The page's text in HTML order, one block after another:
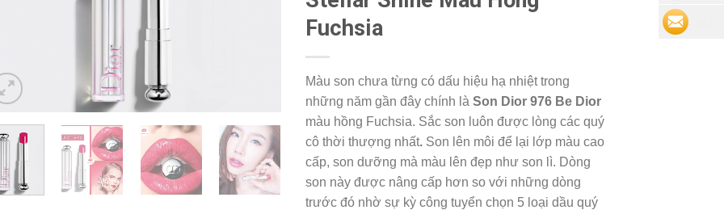
Fuchsia
Màu son chưa từng có dấu hiệu hạ nhiệt trong
những năm gần đây chính làSon Dior 976 Be Dior
màu hồng Fuchsia. Sắc son luôn được lòng các quý
cô thời thượng nhất. Son lên môi để lại lớp màu cao
cấp, son dưỡng mà màu lên đẹp như son lì. Dòng
son này được nâng cấp hơn so với những dòng
trước đó nhờ sự kỳ công tuyển chọn 5 loại dầu quý